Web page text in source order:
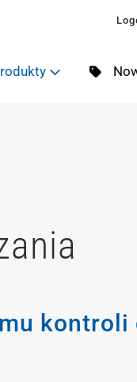
kontroli